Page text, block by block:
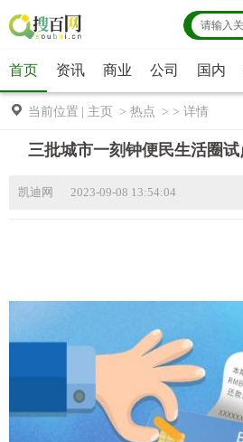
首页 资讯 商业 公司 国内
当前位置 主页 > 热点 > > 详情
三批城市一刻钟便民生活圈
凯迪网 2023-09-08 13:54:04